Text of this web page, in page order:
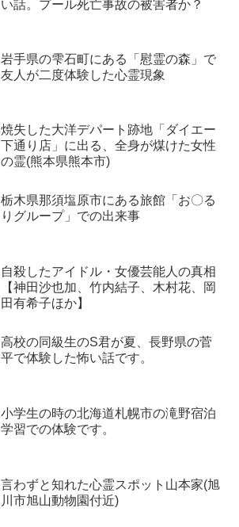
い話。プール死亡事故の被害者か？
岩手県の雫石町にある「慰霊の森」で
友人が二度体験した心霊現象
焼失した大洋デパート跡地「ダイエー
下通り店」に出る、全身が煤けた女性
の霊(熊本県熊本市)
栃木県那須塩原市にある旅館「お〇る
りグループ」での出来事
自殺したアイドル・女優芸能人の真相
【神田沙也加、竹内結子、木村花、岡
田有希子ほか】
高校の同級生のS君が夏、長野県の菅
平で体験した怖い話です。
小学生の時の北海道札幌市の滝野宿泊
学習での体験です。
言わずと知れた心霊スポット山本家(旭
川市旭山動物園付近)